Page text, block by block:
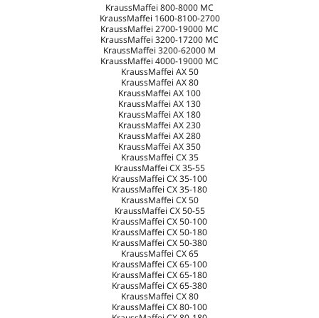
KraussMaffei 800-8000 MC
KraussMaffei 1600-8100-2700
KraussMaffei 2700-19000 MC
KraussMaffei 3200-17200 MC
KraussMaffei 3200-62000 M
KraussMaffei 4000-19000 MC
KraussMaffei AX 50
KraussMaffei AX 80
KraussMaffei AX 100
KraussMaffei AX 130
KraussMaffei AX 180
KraussMaffei AX 230
KraussMaffei AX 280
KraussMaffei AX 350
KraussMaffei CX 35
KraussMaffei CX 35-55
KraussMaffei CX 35-100
KraussMaffei CX 35-180
KraussMaffei CX 50
KraussMaffei CX 50-55
KraussMaffei CX 50-100
KraussMaffei CX 50-180
KraussMaffei CX 50-380
KraussMaffei CX 65
KraussMaffei CX 65-100
KraussMaffei CX 65-180
KraussMaffei CX 65-380
KraussMaffei CX 80
KraussMaffei CX 80-100